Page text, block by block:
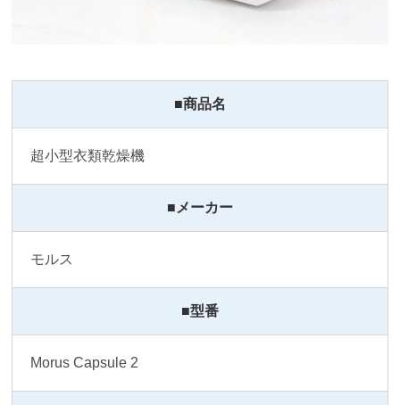
■商品名
超小型衣類乾燥機
■メーカー
モルス
■型番
Morus Capsule 2